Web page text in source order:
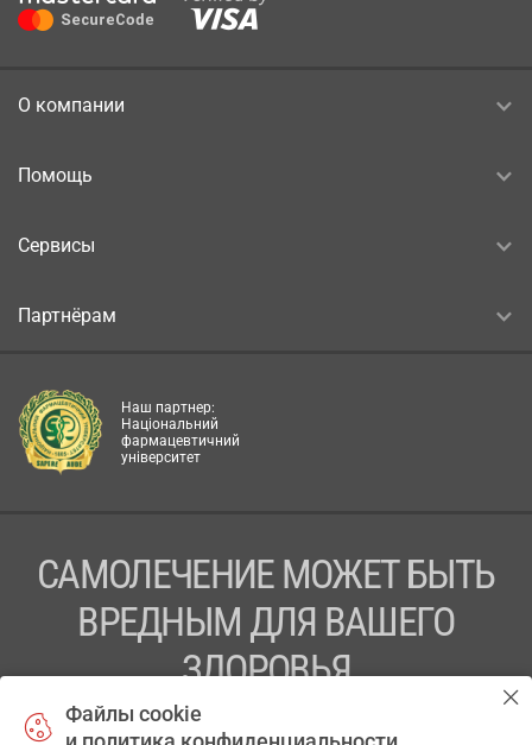
О компании
Помощь
Сервисы
Партнёрам
Наш партнер:
Національний
фармацевтичний
університет
САМОЛЕЧЕНИЕ МОЖЕТ БЫТЬ
ВРЕДНЫМ ДЛЯ ВАШЕГО
ЗДОРОВЬЯ
ПЕРЕД ПРИМЕНЕНИЕМ ПРЕПАРАТА
Файлы cookie